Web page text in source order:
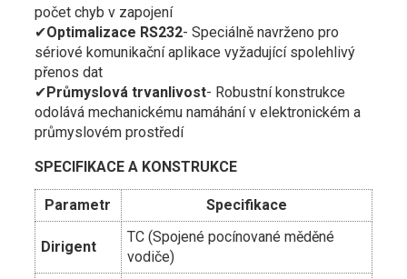
počet chyb v zapojení
✔Optimalizace RS232- Speciálně navrženo pro
sériové komunikační aplikace vyžadující spolehlivý
přenos dat
✔Průmyslová trvanlivost- Robustní konstrukce
odolává mechanickému namáhání v elektronickém a
průmyslovém prostředí
SPECIFIKACE A KONSTRUKCE
Parametr Specifikace
Dirigent
TC (Spojené pocínované měděné
vodiče)